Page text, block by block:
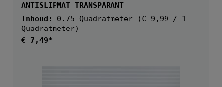
ANTISLIPMAT TRANSPARANT
Inhoud: 0.75 Quadratmeter
(€ 9,99 / 1
Quadratmeter)
Normale prijs:
€ 7,49*